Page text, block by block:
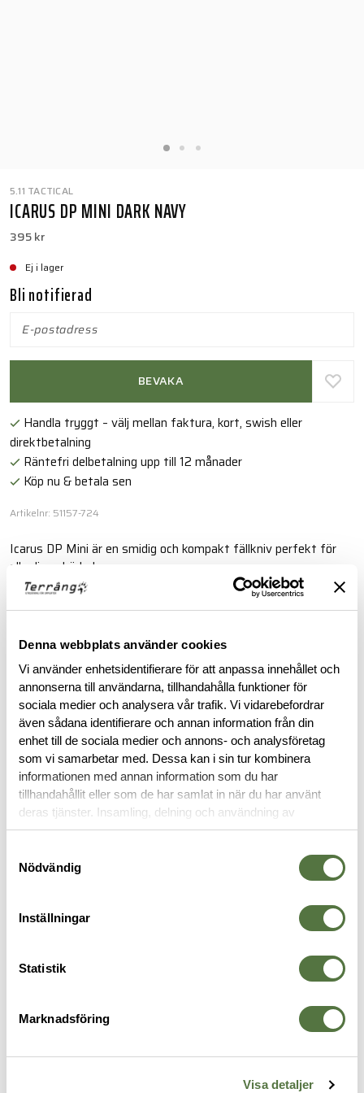
Denna webbplats använder cookies
Vi använder enhetsidentifierare för att anpassa innehållet och
annonserna till användarna, tillhandahålla funktioner för
sociala medier och analysera vår trafik. Vi vidarebefordrar
även sådana identifierare och annan information från din
enhet till de sociala medier och annons- och analysföretag
som vi samarbetar med. Dessa kan i sin tur kombinera
informationen med annan information som du har
tillhandahållit eller som de har samlat in när du har använt
deras tjänster. Insamling, delning och användning av
personuppgifter kan användas för personalisering av
Nödvändig
Inställningar
Statistik
Marknadsföring
Visa detaljer
5.11 TACTICAL
ICARUS DP MINI DARK NAVY
395 kr
Ej i lager
Bli notifierad
BEVAKA
Handla tryggt – välj mellan faktura, kort, swish eller
direktbetalning
Räntefri delbetalning upp till 12 månader
Köp nu & betala sen
Artikelnr: 51157-724
Icarus DP Mini är en smidig och kompakt fällkniv perfekt för
alla dina skärbehov.
Läs mer
BESKRIVNING
RECENSIONER
OM VARUMÄRKET
GERBER 5.11 TACTICAL